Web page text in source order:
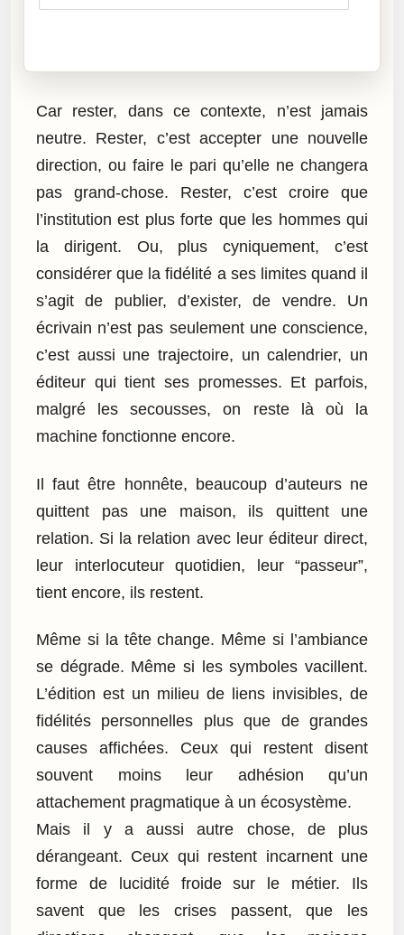
Car rester, dans ce contexte, n’est jamais
neutre. Rester, c’est accepter une nouvelle
direction, ou faire le pari qu’elle ne changera
pas grand-chose. Rester, c’est croire que
l’institution est plus forte que les hommes qui
la dirigent. Ou, plus cyniquement, c’est
considérer que la fidélité a ses limites quand il
s’agit de publier, d’exister, de vendre. Un
écrivain n’est pas seulement une conscience,
c’est aussi une trajectoire, un calendrier, un
éditeur qui tient ses promesses. Et parfois,
malgré les secousses, on reste là où la
machine fonctionne encore.
Il faut être honnête, beaucoup d’auteurs ne
quittent pas une maison, ils quittent une
relation. Si la relation avec leur éditeur direct,
leur interlocuteur quotidien, leur “passeur”,
tient encore, ils restent.
Même si la tête change. Même si l’ambiance
se dégrade. Même si les symboles vacillent.
L’édition est un milieu de liens invisibles, de
fidélités personnelles plus que de grandes
causes affichées. Ceux qui restent disent
souvent moins leur adhésion qu’un
attachement pragmatique à un écosystème.
Mais il y a aussi autre chose, de plus
dérangeant. Ceux qui restent incarnent une
forme de lucidité froide sur le métier. Ils
savent que les crises passent, que les